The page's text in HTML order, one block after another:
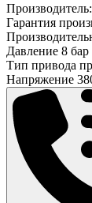
Производитель:
Гарантия
Давление 8 бар
Тип привода
Напряжение